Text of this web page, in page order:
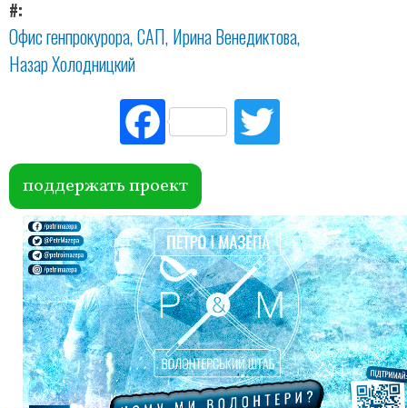
#
Офис генпрокурора САП Ирина Венедиктова
Назар Холодницкий
Fac
ebo
ok
поддержать проект